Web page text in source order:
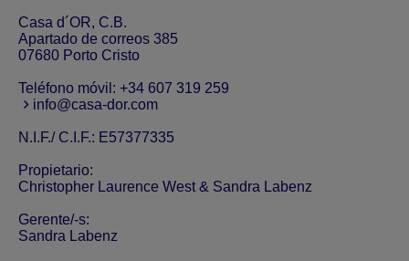
Casa d´OR, C.B.
Apartado de correos 385
07680 Porto Cristo
Teléfono móvil: +34 607 319 259
info@casa-dor.com
N.I.F./ C.I.F.: E57377335
Propietario:
Christopher Laurence West & Sandra Labenz
Gerente/-s:
Sandra Labenz